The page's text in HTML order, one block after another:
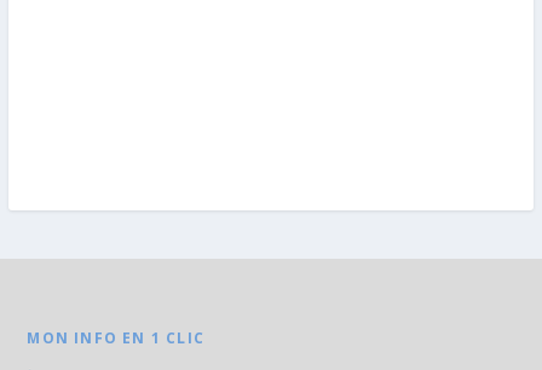
MON INFO EN 1 CLIC